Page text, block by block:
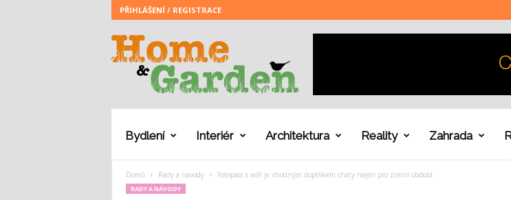
PŘIHLÁŠENÍ / REGISTRACE
m
r
Bydlení Interiér Architektura Reality Zahrada
Domů Rady a návody Fotopast s wifi je vhodným doplňkem chaty nejen pro zimní období
RADY A NÁVODY